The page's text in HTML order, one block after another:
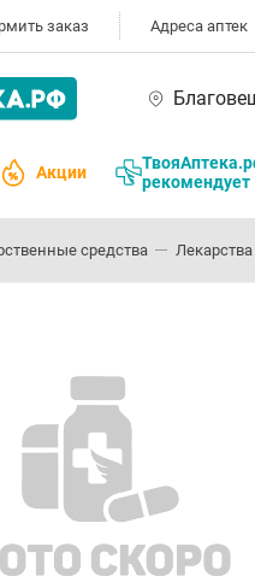
заказ Адреса аптек
Акции
рекомендует
средства